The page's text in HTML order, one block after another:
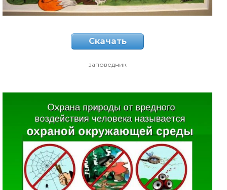
Скачать
заповедник